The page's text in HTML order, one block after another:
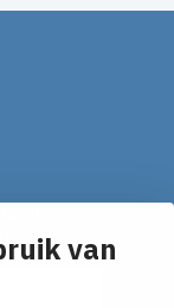
van